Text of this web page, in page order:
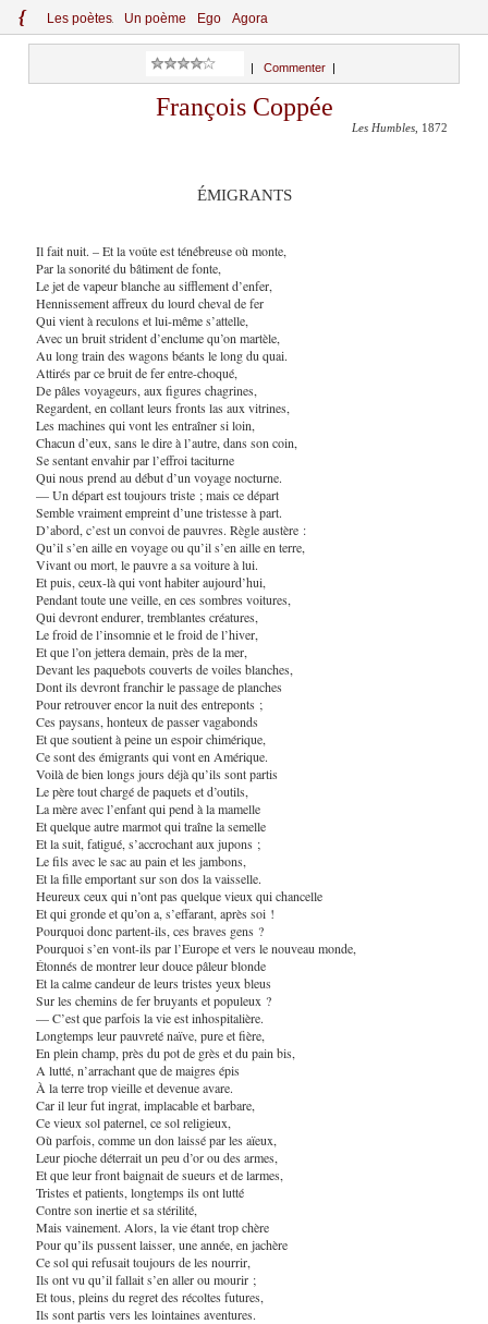
{ Les poètes Un poème Ego Agora
Commenter
François Coppée
Les Humbles , 1872
ÉMIGRANTS
Il fait nuit. – Et la voûte est ténébreuse où monte,
Par la sonorité du bâtiment de fonte,
Le jet de vapeur blanche au sifflement d’enfer,
Hennissement affreux du lourd cheval de fer
Qui vient à reculons et lui-même s’attelle,
Avec un bruit strident d’enclume qu’on martèle,
Au long train des wagons béants le long du quai.
Attirés par ce bruit de fer entre-choqué,
De pâles voyageurs, aux figures chagrines,
Regardent, en collant leurs fronts las aux vitrines,
Les machines qui vont les entraîner si loin,
Chacun d’eux, sans le dire à l’autre, dans son coin,
Se sentant envahir par l’effroi taciturne
Qui nous prend au début d’un voyage nocturne.
— Un départ est toujours triste ; mais ce départ
Semble vraiment empreint d’une tristesse à part.
D’abord, c’est un convoi de pauvres. Règle austère :
Qu’il s’en aille en voyage ou qu’il s’en aille en terre,
Vivant ou mort, le pauvre a sa voiture à lui.
Et puis, ceux-là qui vont habiter aujourd’hui,
Pendant toute une veille, en ces sombres voitures,
Qui devront endurer, tremblantes créatures,
Le froid de l’insomnie et le froid de l’hiver,
Et que l’on jettera demain, près de la mer,
Devant les paquebots couverts de voiles blanches,
Dont ils devront franchir le passage de planches
Pour retrouver encor la nuit des entreponts ;
Ces paysans, honteux de passer vagabonds
Et que soutient à peine un espoir chimérique,
Ce sont des émigrants qui vont en Amérique.
Voilà de bien longs jours déjà qu’ils sont partis
Le père tout chargé de paquets et d’outils,
La mère avec l’enfant qui pend à la mamelle
Et quelque autre marmot qui traîne la semelle
Et la suit, fatigué, s’accrochant aux jupons ;
Le fils avec le sac au pain et les jambons,
Et la fille emportant sur son dos la vaisselle.
Heureux ceux qui n’ont pas quelque vieux qui chancelle
Et qui gronde et qu’on a, s’effarant, après soi !
Pourquoi donc partent-ils, ces braves gens ?
Pourquoi s’en vont-ils par l’Europe et vers le nouveau monde,
Étonnés de montrer leur douce pâleur blonde
Et la calme candeur de leurs tristes yeux bleus
Sur les chemins de fer bruyants et populeux ?
— C’est que parfois la vie est inhospitalière.
Longtemps leur pauvreté naïve, pure et fière,
En plein champ, près du pot de grès et du pain bis,
A lutté, n’arrachant que de maigres épis
À la terre trop vieille et devenue avare.
Car il leur fut ingrat, implacable et barbare,
Ce vieux sol paternel, ce sol religieux,
Où parfois, comme un don laissé par les aïeux,
Leur pioche déterrait un peu d’or ou des armes,
Et que leur front baignait de sueurs et de larmes,
Tristes et patients, longtemps ils ont lutté
Contre son inertie et sa stérilité,
Mais vainement. Alors, la vie étant trop chère
Pour qu’ils pussent laisser, une année, en jachère
Ce sol qui refusait toujours de les nourrir,
Ils ont vu qu’il fallait s’en aller ou mourir ;
Et tous, pleins du regret des récoltes futures,
Ils sont partis vers les lointaines aventures.